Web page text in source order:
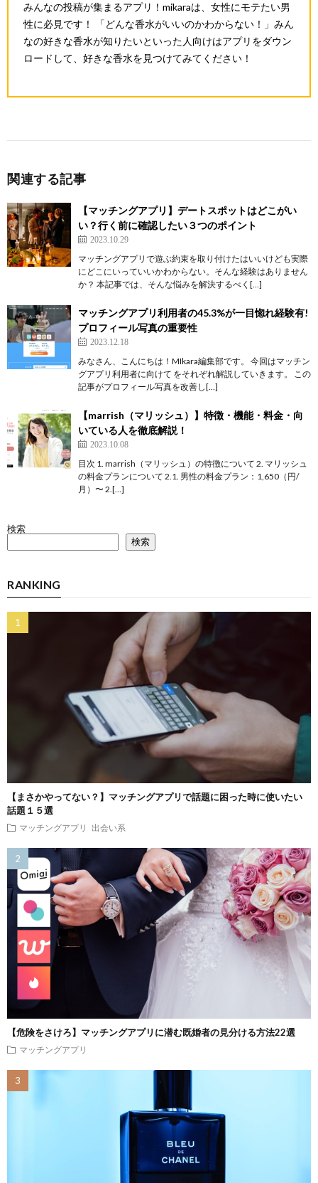
みんなの投稿が集まるアプリ！ mikaraは、女性にモテたい男
性に必見です！ 「どんな香水がいいのかわからない！」みん
なの好きな香水が知りたいといった人向けはアプリをダウン
ロードして、好きな香水を見つけてみてください！
関連する記事
【マッチングアプリ】デートスポットはどこがい
い？行く前に確認したい３つのポイント
2023.10.29
マッチングアプリで遊ぶ約束を取り付けたはいいけども実際
にどこにいっていいかわからない。そんな経験はありません
か？ 本記事では、そんな悩みを解決するべく[…]
マッチングアプリ利用者の45.3%が一目惚れ経験有!
プロフィール写真の重要性
2023.12.18
みなさん、こんにちは！MIkara編集部です。 今回はマッチン
グアプリ利用者に向けて をそれぞれ解説していきます。 この
記事がプロフィール写真を改善し[…]
【marrish（マリッシュ）】特徴・機能・料金・向
いている人を徹底解説！
2023.10.08
目次 1. marrish（マリッシュ）の特徴について 2. マリッシュ
の料金プランについて 2.1. 男性の料金プラン：1,650（円/
月）〜 2.[…]
検索
検索
RANKING
【まさかやってない？】マッチングアプリで話題に困った時に使いたい
話題１５選
マッチングアプリ 出会い系
【危険をさけろ】マッチングアプリに潜む既婚者の見分ける方法22選
マッチングアプリ